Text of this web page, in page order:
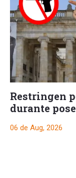
Restringen
durante
06 de Aug, 2026